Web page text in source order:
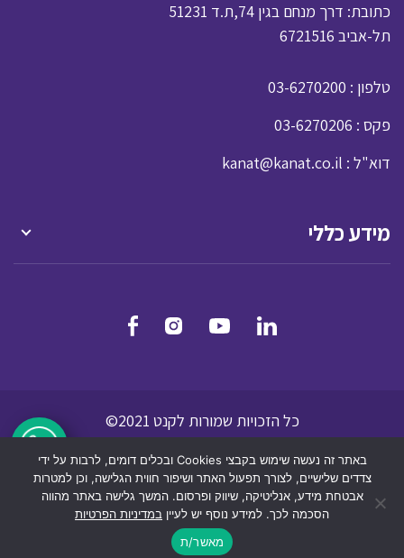
כתובת: דרך מנחם בגין 74,ת.ד 51231
תל-אביב 6721516
03-6270200
: טלפון
03-6270206 : פקס
kanat@kanat.co.il : דוא"ל
מידע כללי
כל הזכויות שמורות לקנט 2021©
מדיניות הפרטיות
תנאי שמוש לאתר אינטרנט
הצהרת נגישות
dooble
באתר זה נעשה שימוש בקבצי Cookies ובכלים דומים, לרבות על ידי
צדדים שלישיים, לצורך תפעול האתר ושיפור חווית הגלישה, וכן למטרות
אבטחת מידע, אנליטיקה, שיווק ופרסום. המשך גלישה באתר מהווה
הסכמה לכך. למידע נוסף יש לעיין במדיניות הפרטיות
מאשר/ת